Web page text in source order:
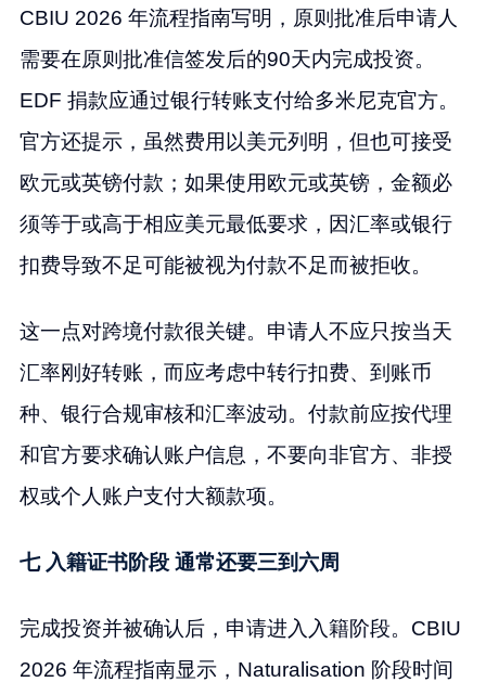
CBIU 2026 年流程指南写明，原则批准后申请人
需要在原则批准信签发后的90天内完成投资。
EDF 捐款应通过银行转账支付给多米尼克官方。
官方还提示，虽然费用以美元列明，但也可接受
欧元或英镑付款；如果使用欧元或英镑，金额必
须等于或高于相应美元最低要求，因汇率或银行
扣费导致不足可能被视为付款不足而被拒收。
这一点对跨境付款很关键。申请人不应只按当天
汇率刚好转账，而应考虑中转行扣费、到账币
种、银行合规审核和汇率波动。付款前应按代理
和官方要求确认账户信息，不要向非官方、非授
权或个人账户支付大额款项。
七 入籍证书阶段 通常还要三到六周
完成投资并被确认后，申请进入入籍阶段。CBIU
2026 年流程指南显示，Naturalisation 阶段时间